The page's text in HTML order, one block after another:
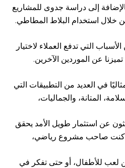
إلى دراسة جدوى للمشاريع
خلال استخدام البلاط المطاطي.
التي تدفع العملاء لاختيار
تميزنا عن الموردين الآخرين.
في العديد من التطبيقات التي
المتانة، والجماليات،
عن استثمار طويل الأمد يحقق
كنت صاحب مشروع رياضي،
لعب للأطفال، أو حتى تفكر في